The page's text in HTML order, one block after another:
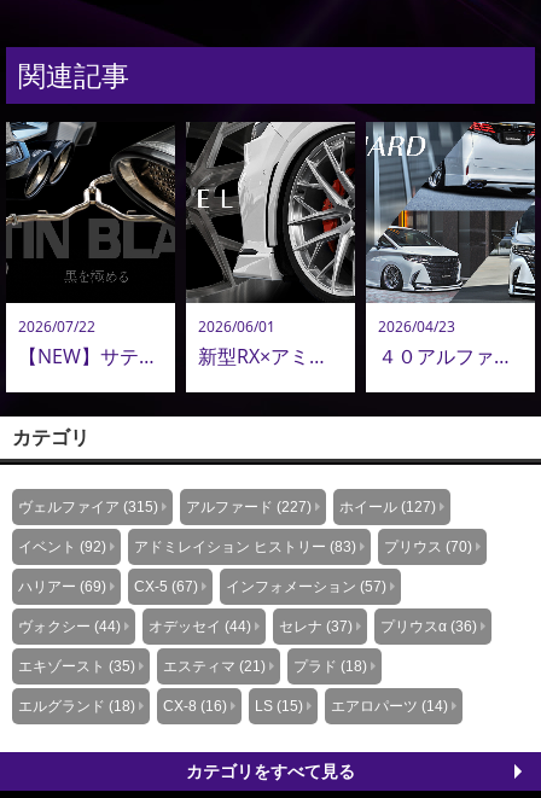
関連記事
2026/07/22
【NEW】サテンブラックテール新登場｜美しさ・音質・品質を極めたアドミレイション エキゾーストシステムのこだわり
2026/06/01
新型RX×アミスタット新作24インチ鍛造ホイールが圧巻！新型アルヴェル・LM用22インチも追加決定！
2026/04/23
４０アルファードを、もう一段上の存在へ。造形美で魅せる。アドミレイションのエアロパーツ提案
カテゴリ
ヴェルファイア (315) アルファード (227) ホイール (127)
イベント (92) アドミレイション ヒストリー (83) プリウス (70)
ハリアー (69) CX-5 (67) インフォメーション (57)
ヴォクシー (44) オデッセイ (44) セレナ (37) プリウスα (36)
エキゾースト (35) エスティマ (21) プラド (18)
エルグランド (18) CX-8 (16) LS (15) エアロパーツ (14)
カテゴリをすべて見る